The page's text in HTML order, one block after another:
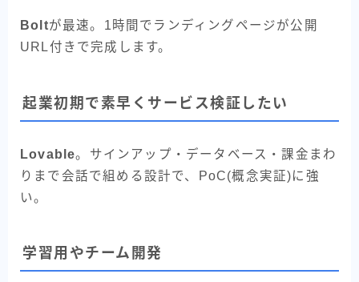
Boltが最速。1時間でランディングページが公開
URL付きで完成します。
起業初期で素早くサービス検証したい
Lovable。サインアップ・データベース・課金まわ
りまで会話で組める設計で、PoC(概念実証)に強
い。
学習用やチーム開発